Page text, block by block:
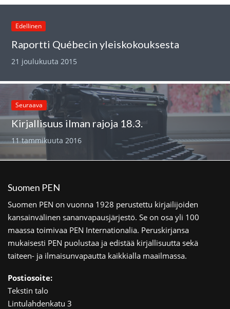
Edellinen
Raportti Québecin yleiskokouksesta
21 joulukuuta 2015
Seuraava
Kirjallisuus ilman rajoja 18.3.
11 tammikuuta 2016
Suomen PEN
Suomen PEN on vuonna 1928 perustettu kirjailijoiden
kansainvälinen sananvapausjärjestö. Se on osa yli 100
maassa toimivaa PEN Internationalia. Peruskirjansa
mukaisesti PEN puolustaa ja edistää kirjallisuutta sekä
taiteen- ja ilmaisunvapautta kaikkialla maailmassa.
Postiosoite:
Tekstin talo
Lintulahdenkatu 3